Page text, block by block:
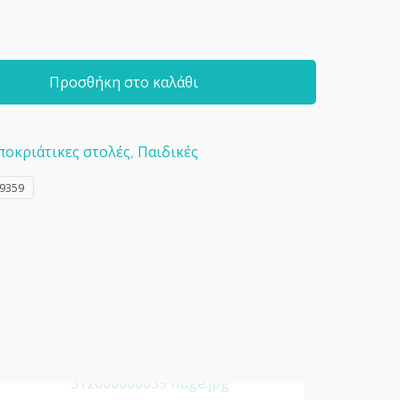
Προσθήκη στο καλάθι
στολές, Παιδικές